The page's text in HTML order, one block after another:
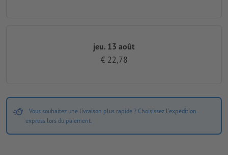
jeu. 13 août
€ 22,78
Vous souhaitez une livraison plus rapide ? Choisissez l'expédition
express lors du paiement.